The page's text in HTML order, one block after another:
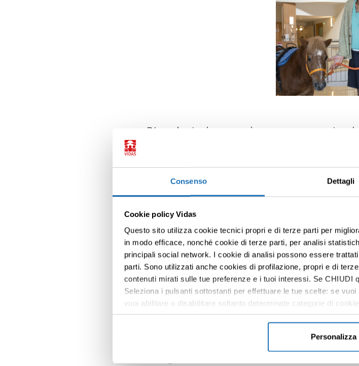
Consenso Dettagli
Cookie policy Vidas
Questo sito utilizza cookie tecnici propri e di terze parti per
in modo efficace, nonché cookie di terze parti, per analisi
principali social network. I cookie di analisi possono essere
parti. Sono utilizzati anche cookies di profilazione, propri e di
contenuti mirati sulle tue preferenze e i tuoi interessi. Se
Seleziona i pulsanti sottostanti per effettuare le tue scelte: se
vuoi abilitare o disabilitare soltanto determinate categorie di
informazioni e modificare le tue preferenze vai alla nostracookie
Personalizza
Di madre inglese e padre greco, nasce a
della sua vita in Italia lavorando come
Parla sempre con molta cura e dalle sue parole si
allo stesso tempo indomito, tipico di chi ha
A Henry piaceva anche andare a cavallo, e
lasciarla andare più. Alla fine, è riuscito a
un’ultima volta, in un maneggio fuori Milano.
A Henry piaceva la vita, ma non aveva paura
all’inevitabile è una delle cose che mi ha
d’ispirazione per gli altri pazienti, che gli